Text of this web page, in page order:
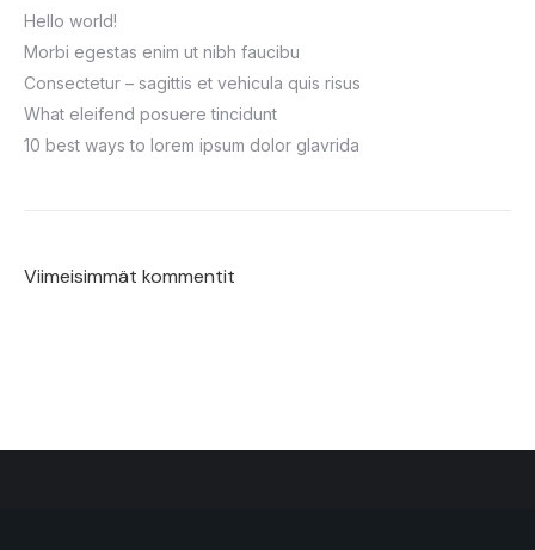
Hello world!
Morbi egestas enim ut nibh faucibu
Consectetur – sagittis et vehicula quis risus
What eleifend posuere tincidunt
10 best ways to lorem ipsum dolor glavrida
Viimeisimmät kommentit